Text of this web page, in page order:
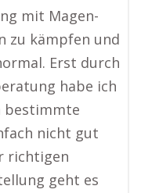
mit Magen-
zu kämpfen und
Erst durch
habe ich
bestimmte
nicht gut
richtigen
geht es